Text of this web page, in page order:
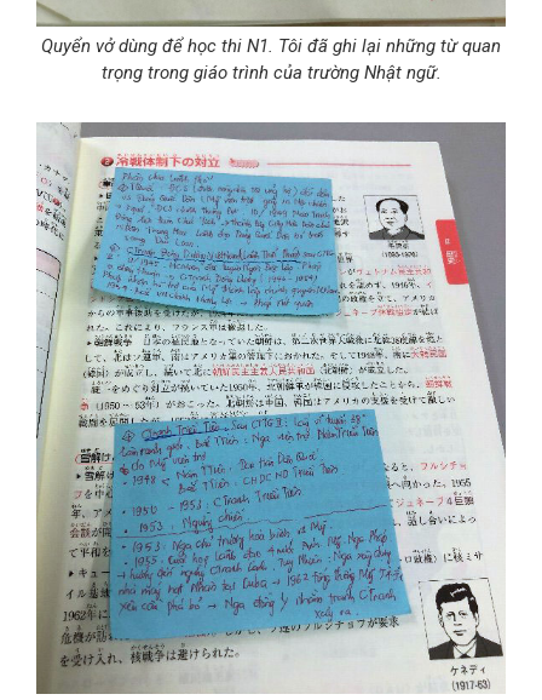
Quyển vở dùng để học thi N1. Tôi đã ghi lại những từ quan
trọng trong giáo trình của trường Nhật ngữ.